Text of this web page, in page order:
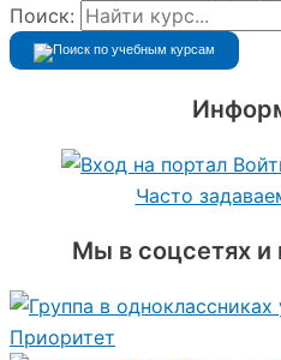
Поиск:
Часто
Мы в соцсетях